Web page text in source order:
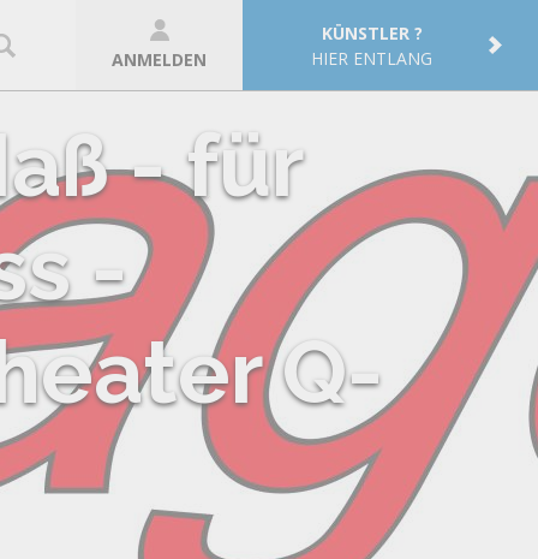
ANMELDEN
KÜNSTLER ?
HIER ENTLANG
- für
-
Q-